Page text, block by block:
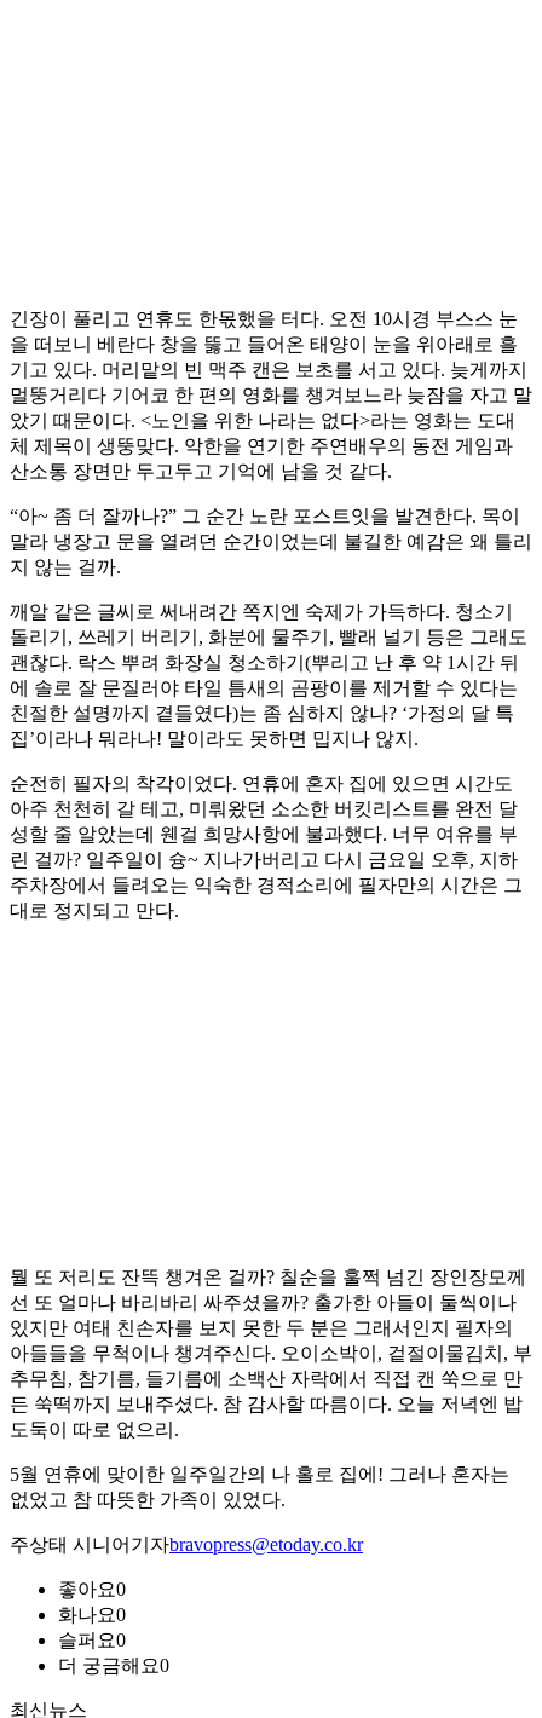
긴장이 풀리고 연휴도 한몫했을 터다. 오전 10시경 부스스 눈
을 떠보니 베란다 창을 뚫고 들어온 태양이 눈을 위아래로 흘
기고 있다. 머리맡의 빈 맥주 캔은 보초를 서고 있다. 늦게까지
멀뚱거리다 기어코 한 편의 영화를 챙겨보느라 늦잠을 자고 말
았기 때문이다. <노인을 위한 나라는 없다>라는 영화는 도대
체 제목이 생뚱맞다. 악한을 연기한 주연배우의 동전 게임과
산소통 장면만 두고두고 기억에 남을 것 같다.
“아~ 좀 더 잘까나?” 그 순간 노란 포스트잇을 발견한다. 목이
말라 냉장고 문을 열려던 순간이었는데 불길한 예감은 왜 틀리
지 않는 걸까.
깨알 같은 글씨로 써내려간 쪽지엔 숙제가 가득하다. 청소기
돌리기, 쓰레기 버리기, 화분에 물주기, 빨래 널기 등은 그래도
괜찮다. 락스 뿌려 화장실 청소하기(뿌리고 난 후 약 1시간 뒤
에 솔로 잘 문질러야 타일 틈새의 곰팡이를 제거할 수 있다는
친절한 설명까지 곁들였다)는 좀 심하지 않나? ‘가정의 달 특
집’이라나 뭐라나! 말이라도 못하면 밉지나 않지.
순전히 필자의 착각이었다. 연휴에 혼자 집에 있으면 시간도
아주 천천히 갈 테고, 미뤄왔던 소소한 버킷리스트를 완전 달
성할 줄 알았는데 웬걸 희망사항에 불과했다. 너무 여유를 부
린 걸까? 일주일이 슝~ 지나가버리고 다시 금요일 오후, 지하
주차장에서 들려오는 익숙한 경적소리에 필자만의 시간은 그
대로 정지되고 만다.
뭘 또 저리도 잔뜩 챙겨온 걸까? 칠순을 훌쩍 넘긴 장인장모께
선 또 얼마나 바리바리 싸주셨을까? 출가한 아들이 둘씩이나
있지만 여태 친손자를 보지 못한 두 분은 그래서인지 필자의
아들들을 무척이나 챙겨주신다. 오이소박이, 겉절이물김치, 부
추무침, 참기름, 들기름에 소백산 자락에서 직접 캔 쑥으로 만
든 쑥떡까지 보내주셨다. 참 감사할 따름이다. 오늘 저녁엔 밥
도둑이 따로 없으리.
5월 연휴에 맞이한 일주일간의 나 홀로 집에! 그러나 혼자는
없었고 참 따뜻한 가족이 있었다.
주상태 시니어기자bravopress@etoday.co.kr
좋아요0
화나요0
슬퍼요0
더 궁금해요0
최신뉴스